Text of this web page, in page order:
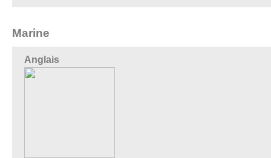
Marine
Anglais